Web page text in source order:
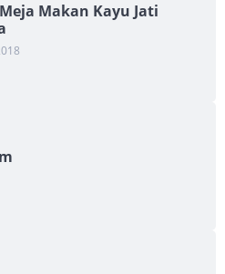
Makan Kayu Jati